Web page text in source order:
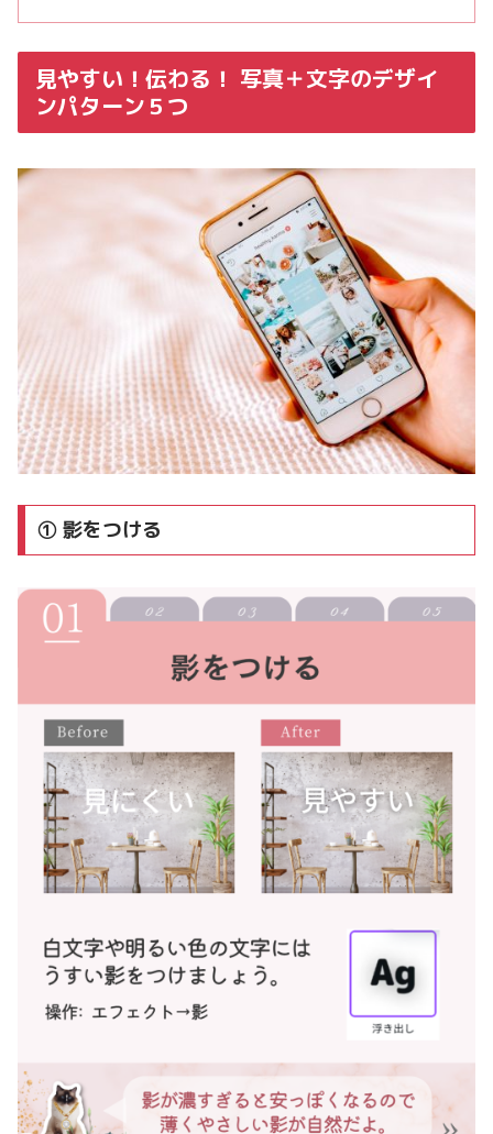
見やすい！伝わる！ 写真＋文字のデザイ
ンパターン５つ
① 影をつける